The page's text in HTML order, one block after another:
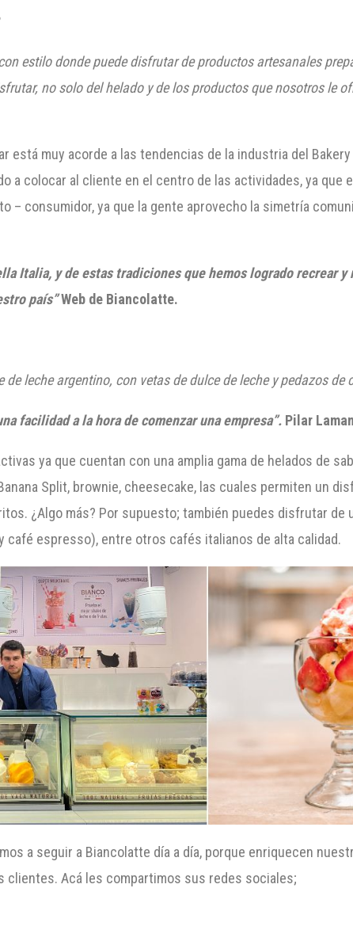
estilo donde puede disfrutar de productos artesanales
no solo del helado y de los productos que nosotros le
muy acorde a las tendencias de la industria del
a colocar al cliente en el centro de las actividades, ya que
consumidor, ya que la gente aprovecho la simetría
Italia, y de estas tradiciones que hemos logrado recrear y
país”Web de Biancolatte.
leche argentino, con vetas de dulce de leche y pedazos de
facilidad a la hora de comenzar una empresa”. Pilar
ya que cuentan con una amplia gama de helados de
Split, brownie, cheesecake, las cuales permiten un
¿Algo más? Por supuesto; también puedes disfrutar de
café espresso), entre otros cafés italianos de alta calidad.
a seguir a Biancolatte día a día, porque enriquecen
clientes. Acá les compartimos sus redes sociales;